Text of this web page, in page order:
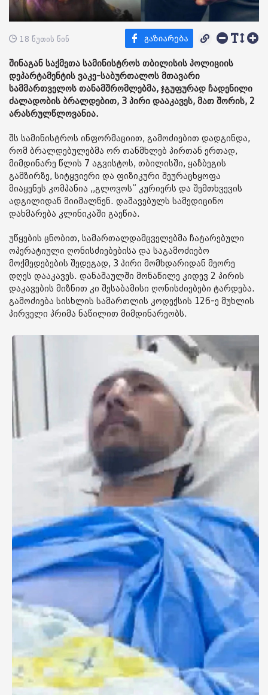
18 წუთის წინ
შინაგან საქმეთა სამინისტროს თბილისის პოლიციის
დეპარტამენტის ვაკე-საბურთალოს მთავარი
სამმართველოს თანამშრომლებმა, ჯგუფურად ჩადენილი
ძალადობის ბრალდებით, 3 პირი დააკავეს, მათ შორის, 2
არასრულწლოვანია.
შს სამინისტროს ინფორმაციით, გამოძიებით დადგინდა,
რომ ბრალდებულებმა ორ თანმხლებ პირთან ერთად,
მიმდინარე წლის 7 აგვისტოს, თბილისში, ყაზბეგის
გამზირზე, სიტყვიერი და ფიზიკური შეურაცხყოფა
მიაყენეს კომპანია ,,გლოვოს” კურიერს და შემთხვევის
ადგილიდან მიიმალნენ. დაშავებულს სამედიცინო
დახმარება კლინიკაში გაეწია.
უწყების ცნობით, სამართალდამცველებმა ჩატარებული
ოპერატიული ღონისძიებებისა და საგამოძიებო
მოქმედებების შედეგად, 3 პირი მომხდარიდან მეორე
დღეს დააკავეს. დანაშაულში მონაწილე კიდევ 2 პირის
დაკავების მიზნით კი შესაბამისი ღონისძიებები ტარდება.
გამოძიება სისხლის სამართლის კოდექსის 126-ე მუხლის
პირველი პრიმა ნაწილით მიმდინარეობს.